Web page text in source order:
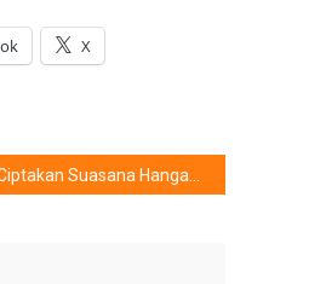
X
Ciptakan Suasana Hangat & Romantis Lewat Lampu Pintar Ini